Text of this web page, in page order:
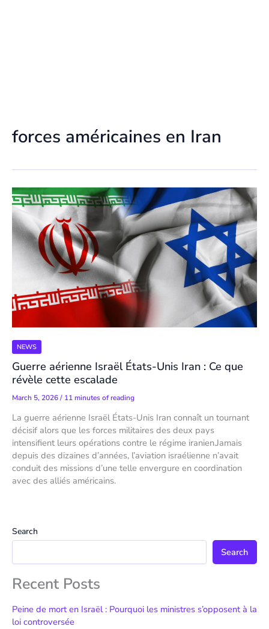
forces américaines en Iran
NEWS
Guerre aérienne Israël États-Unis Iran : Ce que
révèle cette escalade
March 5, 2026/ 11 minutes of reading
La guerre aérienne Israël États-Unis Iran connaît un tournant
décisif alors que les forces militaires des deux pays
intensifient leurs opérations contre le régime iranien.Jamais
depuis des dizaines d’années, l’aviation israélienne n’avait
conduit des missions d’une telle envergure en coordination
avec des alliés américains.
Search
Search
Recent Posts
Peine de mort en Israël : Pourquoi les ministres s’opposent à la
loi controversée